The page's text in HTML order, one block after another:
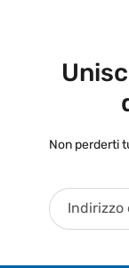
Non perderti
Indirizzo